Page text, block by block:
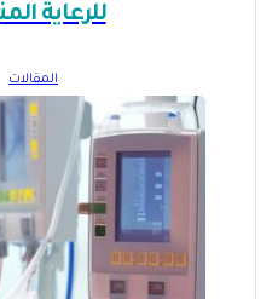
للرعاية
المقالات